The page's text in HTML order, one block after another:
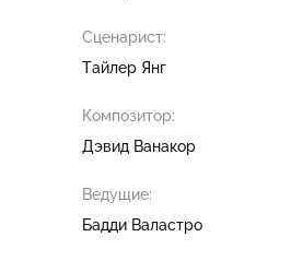
Сценарист:
Тайлер Янг
Композитор:
Дэвид Ванакор
Ведущие:
Бадди Валастро